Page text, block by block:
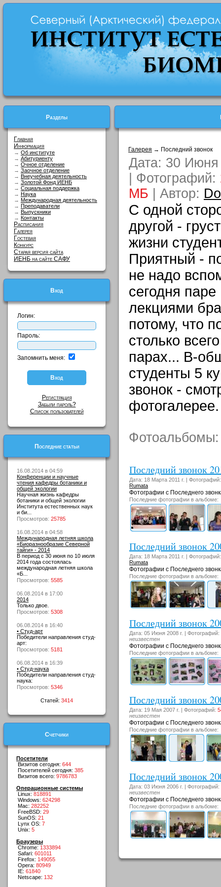
Разделы
Главная
Информация
→ Об институте
→ Абитуриенту
→ Очное отделение
→ Заочное отделение
→ Внеучебная деятельность
→ Золотой Фонд ИЕНБ
→ Социальная поддержка
→ Наука
→ Международная деятельность
→ Преподаватели
→ Выпускники
→ Контакты
Расписания
Галерея
Гостевая
Конкурс
Старая версия сайта
ИЕНБ на сайте САФУ
Вход
Логин:
Пароль:
Запомнить меня:
Регистрация
Забыли пароль?
Список пользователей
Последние статьи
16.08.2014 в 04:59
Конференции и научные
чтения кафедры ботаники и
общей экологии
Научная жизнь кафедры
ботаники и общей экологии
Института естественных наук
и би...
Просмотров: 25785
16.08.2014 в 04:58
Международная летняя школа
«Биоразнообразие Северной
тайги» - 2014
В период с 30 июня по 10 июля
2014 года состоялась
международная летняя школа
«Б...
Просмотров: 5585
06.08.2014 в 17:00
2014
Только двое.
Просмотров: 5308
06.08.2014 в 16:40
• Студ-арт
Победители направления студ-
арт:
Просмотров: 5181
06.08.2014 в 16:39
• Студ-наука
Победители направления студ-
наука:
Просмотров: 5346
Статей: 3414
Счетчики
Посетители
Визитов сегодня: 644
Посетителей сегодня: 385
Визитов всего: 9786783
Операционные системы
Linux: 818891
Windows: 624298
Mac: 282252
FreeBSD: 29
SunOS: 21
Lynx OS: 7
Unix: 5
Браузеры
Chrome: 1333894
Safari: 601011
Firefox: 149055
Opera: 80949
IE: 61840
Netscape: 132
Галерея → Последний звонок
Дата: 30
| Фотографий:
MБ | Автор:
С одной
другой -
жизни
Приятный -
не надо
сегодня
лекциями
потому, что
столько
парах... В-
студенты 5
звонок -
фотогалерее.
Фотоальбомы:
Последний звонок
Дата: 18 Марта 2011 г. |
Rumata
Фотографии с Последнего
Последние фотографии в альбоме:
Последний звонок
Дата: 18 Марта 2011 г. |
Rumata
Фотографии с Последнего
Последние фотографии в альбоме:
Последний звонок
Дата: 05 Июня 2008 г. | Фотографий:
неизвестен
Фотографии с Последнего
Последние фотографии в альбоме:
Последний звонок
Дата: 19 Мая 2007 г. | Фотографий:
неизвестен
Фотографии с Последнего
Последние фотографии в альбоме:
Последний звонок
Дата: 03 Июня 2006 г. | Фотографий:
неизвестен
Фотографии с Последнего
Последние фотографии в альбоме: